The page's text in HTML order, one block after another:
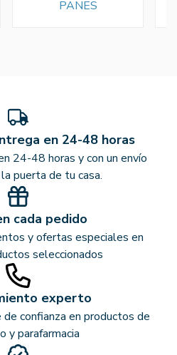
PANES
en 24-48 horas
24-48 horas y con un envío
puerta de tu casa.
cada pedido
y ofertas especiales en
seleccionados
experto
confianza en productos de
y parafarmacia